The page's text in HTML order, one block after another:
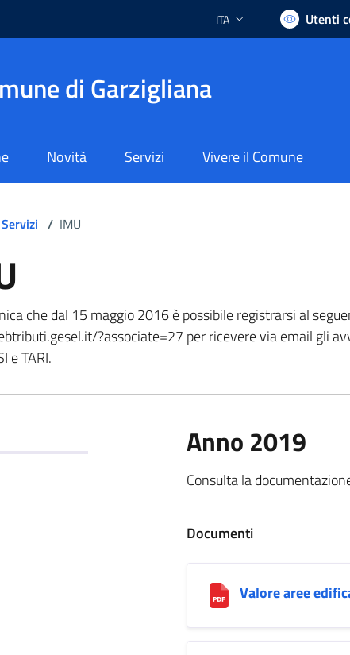
Lingua attiva:
ITA Utenti
di Garzigliana
Novità Servizi Vivere il Comune
Servizi / IMU
che dal 15 maggio 2016 è possibile registrarsi al
?associate=27 per ricevere via email gli
e TARI.
Anno 2019
Consulta la
Documenti
Valore aree